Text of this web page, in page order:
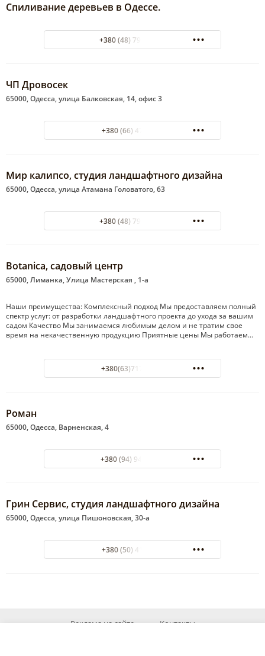
Спиливание деревьев в Одессе.
+380 (48) 794-46-10
ЧП Дровосек
65000, Одесса, улица Балковская, 14, офис 3
+380 (66) 4789236
Мир калипсо, студия ландшафтного дизайна
65000, Одесса, улица Атамана Головатого, 63
+380 (48) 795-29-57
Botanica, садовый центр
65000, Лиманка, Улица Мастерская , 1-а
Наши преимущества: Комплексный подход Мы предоставляем полный
спектр услуг: от разработки ландшафтного проекта до ухода за вашим
садом Качество Мы занимаемся любимым делом и не тратим свое
время на некачественную продукцию Приятные цены Мы работаем…
+380(63)717-68-42
Роман
65000, Одесса, Варненская, 4
+380 (94) 949-9438
Грин Сервис, студия ландшафтного дизайна
65000, Одесса, улица Пишоновская, 30-а
+380 (50) 4152827
Реклама на сайте Контакты